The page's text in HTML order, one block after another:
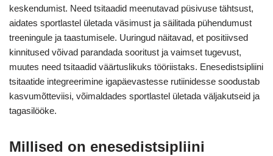
keskendumist. Need tsitaadid meenutavad püsivuse tähtsust,
aidates sportlastel ületada väsimust ja säilitada pühendumust
treeningule ja taastumisele. Uuringud näitavad, et positiivsed
kinnitused võivad parandada sooritust ja vaimset tugevust,
muutes need tsitaadid väärtuslikuks tööriistaks. Enesedistsipliini
tsitaatide integreerimine igapäevastesse rutiinidesse soodustab
kasvumõtteviisi, võimaldades sportlastel ületada väljakutseid ja
tagasilööke.
Millised on enesedistsipliini